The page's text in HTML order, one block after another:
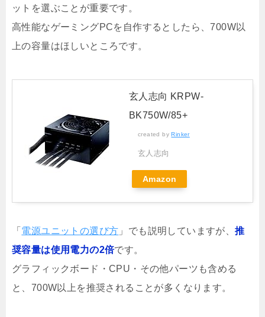
ットを選ぶことが重要です。
高性能なゲーミングPCを自作するとしたら、700W以
上の容量はほしいところです。
玄人志向 KRPW-
BK750W/85+
created byRinker
玄人志向
Amazon
「 電源ユニットの選び方 」でも説明していますが、推
奨容量は使用電力の2倍です。
グラフィックボード・CPU・その他パーツも含める
と、700W以上を推奨されることが多くなります。